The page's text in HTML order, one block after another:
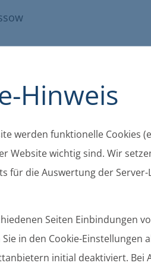
Hinweis
werden funktionelle Cookies
Website wichtig sind. Wir
für die Auswertung der
Seiten Einbindungen
in den Cookie-
initial deaktiviert. Bei